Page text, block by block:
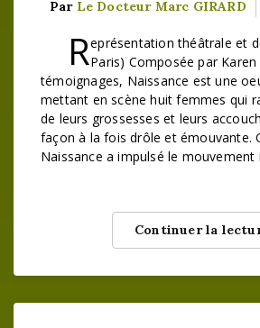
Par Le Docteur Marc GIRARD
Représentation théâtrale et
Paris) Composée par
témoignages, Naissance est une
mettant en scène huit femmes qui
de leurs grossesses et leurs
façon à la fois drôle et émouvante.
Naissance a impulsé le
Continuer la